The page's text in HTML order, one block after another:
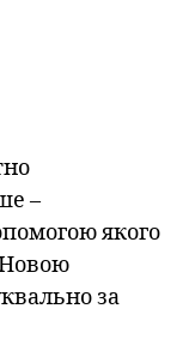
–
якого
за